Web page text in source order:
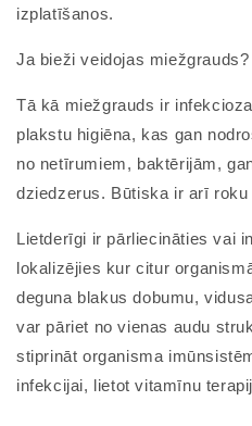
izplatīšanos.
Ja bieži veidojas miežgrauds?
Tā kā miežgrauds ir
plakstu higiēna, kas gan
no netīrumiem, baktērijām,
dziedzerus. Būtiska ir arī roku
Lietderīgi ir pārliecināties vai
lokalizējies kur citur
deguna blakus dobumu,
var pāriet no vienas audu
stiprināt organisma
infekcijai, lietot vitamīnu